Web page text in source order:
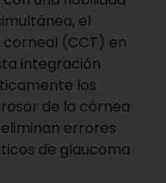
el
(CCT) en
integración
los
de la córnea
errores
de glaucoma